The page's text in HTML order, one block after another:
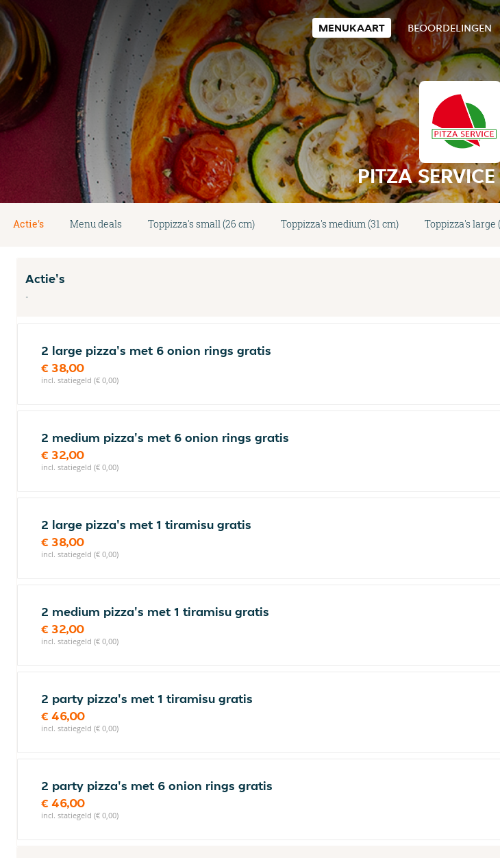
MENUKAART BEOORDELINGEN
PITZA
Actie's Menu deals Toppizza's small (26 cm) Toppizza's medium (31 cm) Toppizza's large
Actie's
-
2 large pizza's met 6 onion rings gratis
€ 38,00
incl. statiegeld (€ 0,00)
2 medium pizza's met 6 onion rings gratis
€ 32,00
incl. statiegeld (€ 0,00)
2 large pizza's met 1 tiramisu gratis
€ 38,00
incl. statiegeld (€ 0,00)
2 medium pizza's met 1 tiramisu gratis
€ 32,00
incl. statiegeld (€ 0,00)
2 party pizza's met 1 tiramisu gratis
€ 46,00
incl. statiegeld (€ 0,00)
2 party pizza's met 6 onion rings gratis
€ 46,00
incl. statiegeld (€ 0,00)